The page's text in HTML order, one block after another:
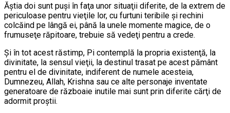
Ăştia doi sunt puşi în faţa unor situaţii diferite, de la extrem de
periculoase pentru vieţile lor, cu furtuni teribile şi rechini
colcăind pe lângă ei, până la unele momente magice, de o
frumuseţe răpitoare, trebuie să vedeţi pentru a crede.
Şi în tot acest răstimp, Pi contemplă la propria existenţă, la
divinitate, la sensul vieţii, la destinul trasat pe acest pământ
pentru el de divinitate, indiferent de numele acesteia,
Dumnezeu, Allah, Krishna sau ce alte personaje inventate
generatoare de războaie inutile mai sunt prin diferite cărţi de
adormit proştii.